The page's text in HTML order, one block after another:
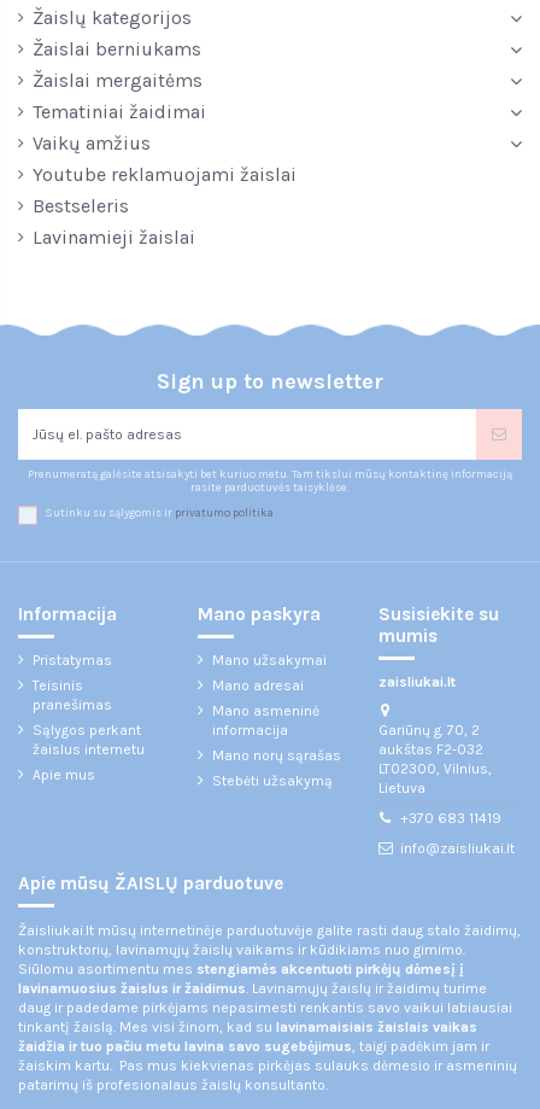
Žaislų kategorijos
Žaislai berniukams
Žaislai mergaitėms
Tematiniai žaidimai
Vaikų amžius
Youtube reklamuojami žaislai
Bestseleris
Lavinamieji žaislai
Sign up to newsletter
Prenumeratą galėsite atsisakyti bet kuriuo metu. Tam tikslui mūsų kontaktinę informaciją
rasite parduotuvės taisyklėse.
Sutinku su sąlygomis ir privatumo politika
Informacija
Pristatymas
Teisinis
pranešimas
Sąlygos perkant
žaislus internetu
Apie mus
Mano paskyra
Mano užsakymai
Mano adresai
Mano asmeninė
informacija
Mano norų sąrašas
Stebėti užsakymą
Susisiekite su
mumis
zaisliukai.lt
Gariūnų g. 70, 2
aukštas F2-032
LT02300, Vilnius,
Lietuva
+370 683 11419
info@zaisliukai.lt
Apie mūsų ŽAISLŲ parduotuve
Žaisliukai.lt mūsų internetinėje parduotuvėje galite rasti daug stalo žaidimų,
konstruktorių, lavinamųjų žaislų vaikams ir kūdikiams nuo gimimo.
Siūlomu asortimentu mes stengiamės akcentuoti pirkėjų dėmesį į
lavinamuosius žaislus ir žaidimus . Lavinamųjų žaislų ir žaidimų turime
daug ir padedame pirkėjams nepasimesti renkantis savo vaikui labiausiai
tinkantį žaislą. Mes visi žinom, kad su lavinamaisiais žaislais vaikas
žaidžia ir tuo pačiu metu lavina savo sugebėjimus , taigi padėkim jam ir
žaiskim kartu. Pas mus kiekvienas pirkėjas sulauks dėmesio ir asmeninių
patarimų iš profesionalaus žaislų konsultanto.